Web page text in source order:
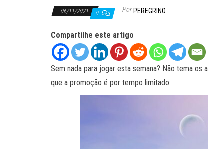
06/11/2021 0 Por PEREGRINO
Compartilhe este artigo
Sem nada para jogar esta semana? Não tema os
que a promoção é por tempo limitado.